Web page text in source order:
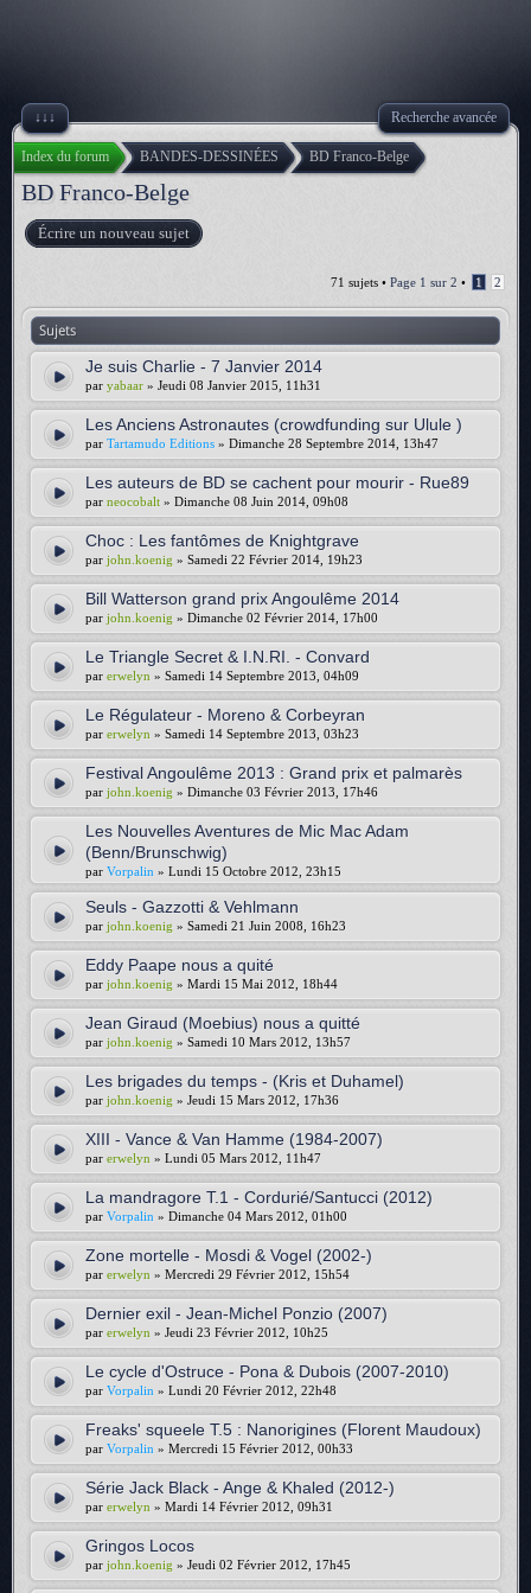
↓↓↓ Recherche avancée
Index du forum BANDES-DESSINÉES BD Franco-Belge
BD Franco-Belge
Écrire un nouveau sujet
71 sujets • Page 1 sur 2 • 1 2
Sujets
Je suis Charlie - 7 Janvier 2014
par yabaar » Jeudi 08 Janvier 2015, 11h31
Les Anciens Astronautes (crowdfunding sur Ulule )
par Tartamudo Editions » Dimanche 28 Septembre 2014, 13h47
Les auteurs de BD se cachent pour mourir - Rue89
par neocobalt » Dimanche 08 Juin 2014, 09h08
Choc : Les fantômes de Knightgrave
par john.koenig » Samedi 22 Février 2014, 19h23
Bill Watterson grand prix Angoulême 2014
par john.koenig » Dimanche 02 Février 2014, 17h00
Le Triangle Secret & I.N.RI. - Convard
par erwelyn » Samedi 14 Septembre 2013, 04h09
Le Régulateur - Moreno & Corbeyran
par erwelyn » Samedi 14 Septembre 2013, 03h23
Festival Angoulême 2013 : Grand prix et palmarès
par john.koenig » Dimanche 03 Février 2013, 17h46
Les Nouvelles Aventures de Mic Mac Adam
(Benn/Brunschwig)
par Vorpalin » Lundi 15 Octobre 2012, 23h15
Seuls - Gazzotti & Vehlmann
par john.koenig » Samedi 21 Juin 2008, 16h23
Eddy Paape nous a quité
par john.koenig » Mardi 15 Mai 2012, 18h44
Jean Giraud (Moebius) nous a quitté
par john.koenig » Samedi 10 Mars 2012, 13h57
Les brigades du temps - (Kris et Duhamel)
par john.koenig » Jeudi 15 Mars 2012, 17h36
XIII - Vance & Van Hamme (1984-2007)
par erwelyn » Lundi 05 Mars 2012, 11h47
La mandragore T.1 - Cordurié/Santucci (2012)
par Vorpalin » Dimanche 04 Mars 2012, 01h00
Zone mortelle - Mosdi & Vogel (2002-)
par erwelyn » Mercredi 29 Février 2012, 15h54
Dernier exil - Jean-Michel Ponzio (2007)
par erwelyn » Jeudi 23 Février 2012, 10h25
Le cycle d'Ostruce - Pona & Dubois (2007-2010)
par Vorpalin » Lundi 20 Février 2012, 22h48
Freaks' squeele T.5 : Nanorigines (Florent Maudoux)
par Vorpalin » Mercredi 15 Février 2012, 00h33
Série Jack Black - Ange & Khaled (2012-)
par erwelyn » Mardi 14 Février 2012, 09h31
Gringos Locos
par john.koenig » Jeudi 02 Février 2012, 17h45